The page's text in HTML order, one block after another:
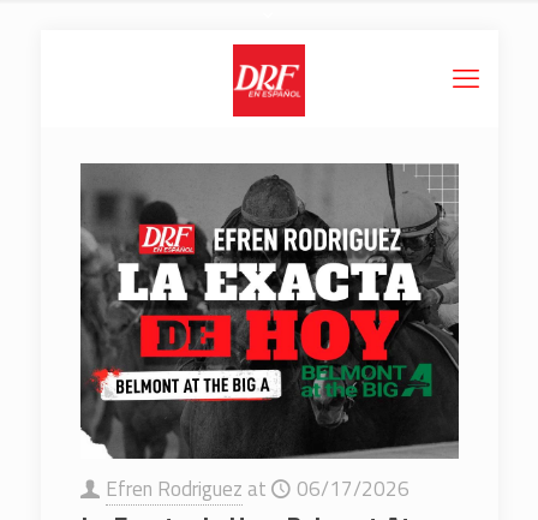
Efren Rodriguez at 06/17/2026